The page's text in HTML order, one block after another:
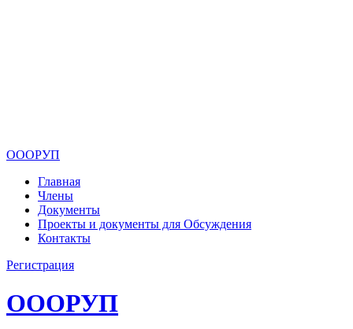
ОООРУП
Главная
Члены
Документы
Проекты и документы для Обсуждения
Контакты
Регистрация
ОООРУП